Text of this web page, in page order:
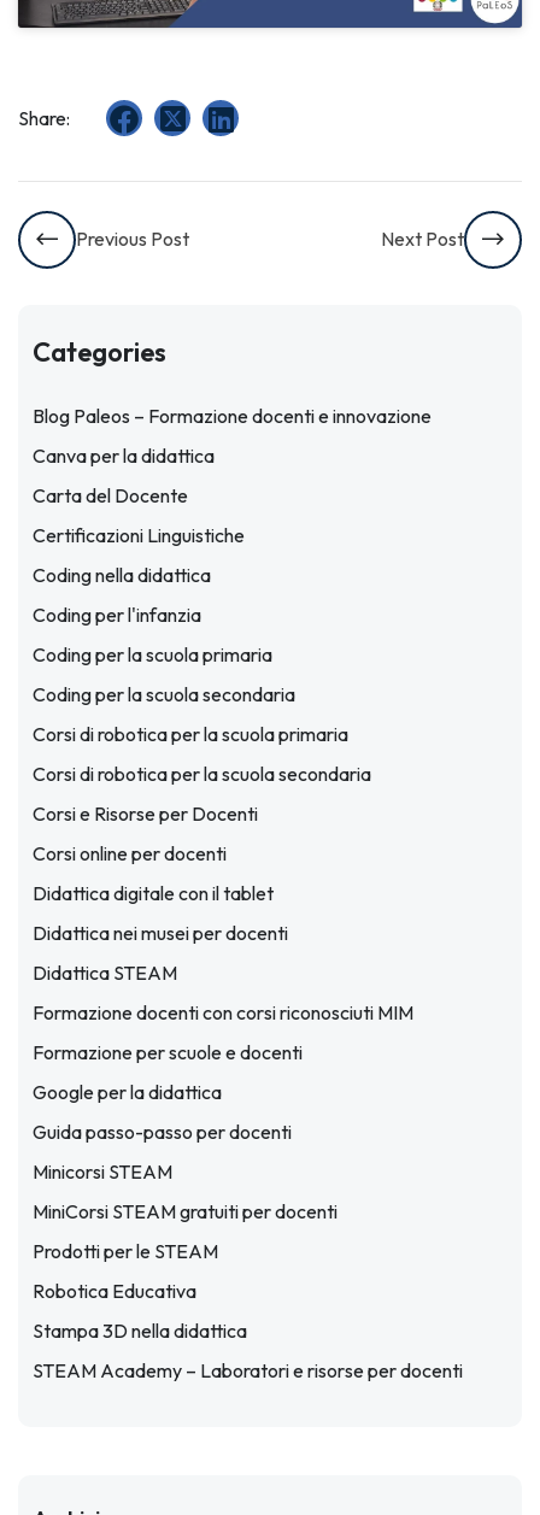
Share:
Previous Post Next Post
Categories
Blog Paleos – Formazione docenti e innovazione
Canva per la didattica
Carta del Docente
Certificazioni Linguistiche
Coding nella didattica
Coding per l'infanzia
Coding per la scuola primaria
Coding per la scuola secondaria
Corsi di robotica per la scuola primaria
Corsi di robotica per la scuola secondaria
Corsi e Risorse per Docenti
Corsi online per docenti
Didattica digitale con il tablet
Didattica nei musei per docenti
Didattica STEAM
Formazione docenti con corsi riconosciuti MIM
Formazione per scuole e docenti
Google per la didattica
Guida passo-passo per docenti
Minicorsi STEAM
MiniCorsi STEAM gratuiti per docenti
Prodotti per le STEAM
Robotica Educativa
Stampa 3D nella didattica
STEAM Academy – Laboratori e risorse per docenti